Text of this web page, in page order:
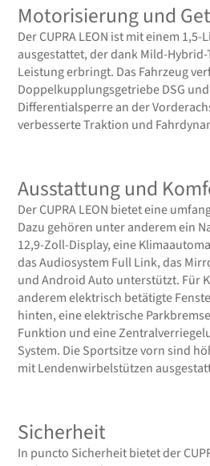
Motorisierung und
Der CUPRA LEON ist mit einem
ausgestattet, der dank Mild-Hybrid-
Leistung erbringt. Das Fahrzeug
Doppelkupplungsgetriebe DSG
Differentialsperre an der
verbesserte Traktion und
Ausstattung und
Der CUPRA LEON bietet eine
Dazu gehören unter anderem ein
12,9-Zoll-Display, eine
das Audiosystem Full Link, das
und Android Auto unterstützt. Für
anderem elektrisch betätigte
hinten, eine elektrische
Funktion und eine
System. Die Sportsitze vorn sind
mit Lendenwirbelstützen
Sicherheit
In puncto Sicherheit bietet der